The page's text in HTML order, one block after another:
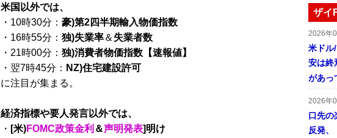
米国以外では、
・10時30分： 豪)第2四半期輸入物価指数
・16時55分： 独)失業率＆ 失業者数
・21時00分： 独)消費者物価指数【速報値】
・翌7時45分： NZ)住宅建設許可
に注目が集まる。
経済指標や要人発言以外では、
・ [米)FOMC政策金利 ＆声明発表]明け
ザイ
2026年
米ドル
安は終
があっ
2026年
口先の
反発、